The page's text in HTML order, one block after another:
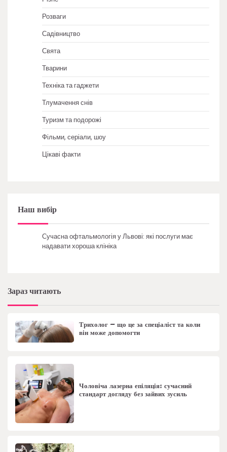
Розваги
Садівництво
Свята
Тварини
Техніка та гаджети
Тлумачення снів
Туризм та подорожі
Фільми, серіали, шоу
Цікаві факти
Наш вибір
Сучасна офтальмологія у Львові: які послуги має
надавати хороша клініка
Зараз читають
Трихолог – що це за спеціаліст та коли
він може допомогти
Чоловіча лазерна епіляція: сучасний
стандарт догляду без зайвих зусиль